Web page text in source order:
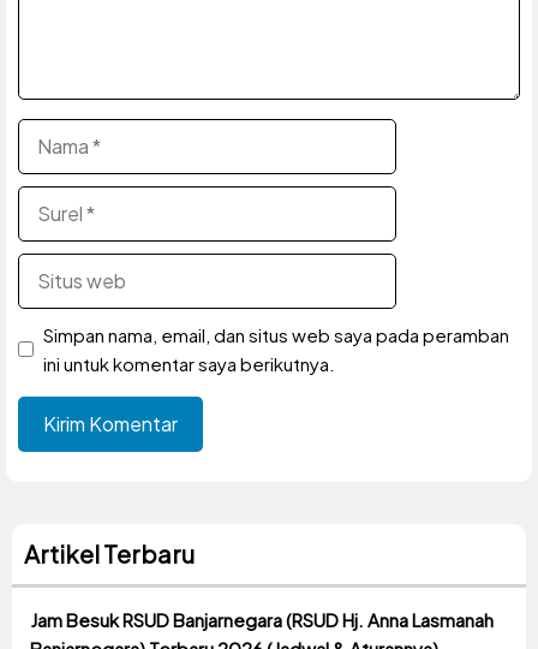
Nama
Surel
Situs
web
Simpan nama, email, dan situs web saya pada peramban
ini untuk komentar saya berikutnya.
Artikel Terbaru
Jam Besuk RSUD Banjarnegara (RSUD Hj. Anna Lasmanah